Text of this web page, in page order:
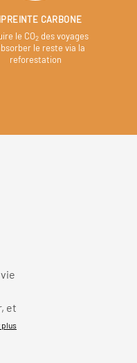
CARBONE
le CO2des voyages
le reste via la
reforestation
et
plus